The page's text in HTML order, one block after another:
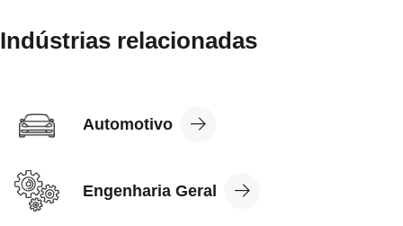
Indústrias relacionadas
Industry
Automotivo
View
Industry
Engenharia Geral